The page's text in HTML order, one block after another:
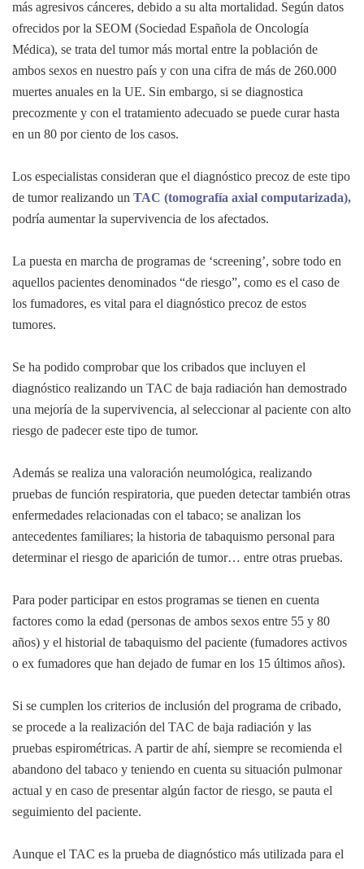
más agresivos cánceres, debido a su alta mortalidad. Según datos
ofrecidos por la SEOM (Sociedad Española de Oncología
Médica), se trata del tumor más mortal entre la población de
ambos sexos en nuestro país y con una cifra de más de 260.000
muertes anuales en la UE. Sin embargo, si se diagnostica
precozmente y con el tratamiento adecuado se puede curar hasta
en un 80 por ciento de los casos.
Los especialistas consideran que el diagnóstico precoz de este tipo
de tumor realizando un TAC (tomografía axial computarizada),
podría aumentar la supervivencia de los afectados.
La puesta en marcha de programas de ‘screening’, sobre todo en
aquellos pacientes denominados “de riesgo”, como es el caso de
los fumadores, es vital para el diagnóstico precoz de estos
tumores.
Se ha podido comprobar que los cribados que incluyen el
diagnóstico realizando un TAC de baja radiación han demostrado
una mejoría de la supervivencia, al seleccionar al paciente con alto
riesgo de padecer este tipo de tumor.
Además se realiza una valoración neumológica, realizando
pruebas de función respiratoria, que pueden detectar también otras
enfermedades relacionadas con el tabaco; se analizan los
antecedentes familiares; la historia de tabaquismo personal para
determinar el riesgo de aparición de tumor… entre otras pruebas.
Para poder participar en estos programas se tienen en cuenta
factores como la edad (personas de ambos sexos entre 55 y 80
años) y el historial de tabaquismo del paciente (fumadores activos
o ex fumadores que han dejado de fumar en los 15 últimos años).
Si se cumplen los criterios de inclusión del programa de cribado,
se procede a la realización del TAC de baja radiación y las
pruebas espirométricas. A partir de ahí, siempre se recomienda el
abandono del tabaco y teniendo en cuenta su situación pulmonar
actual y en caso de presentar algún factor de riesgo, se pauta el
seguimiento del paciente.
Aunque el TAC es la prueba de diagnóstico más utilizada para el